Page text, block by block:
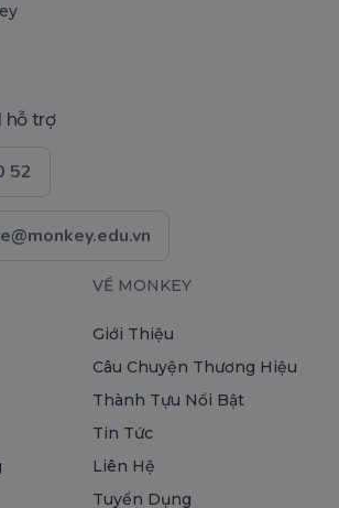
hỗ trợ
52
VỀ MONKEY
Giới Thiệu
Câu Chuyện Thương Hiệu
Thành Tựu Nổi Bật
Tin Tức
Liên Hệ
Tuyển Dụng